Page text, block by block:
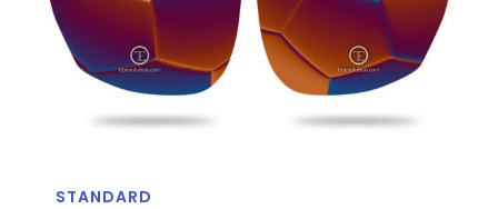
STANDARD